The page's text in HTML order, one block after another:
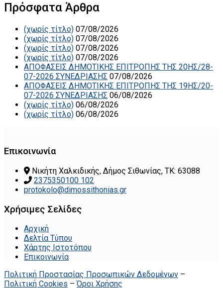
Πρόσφατα Άρθρα
(χωρίς τίτλο) 07/08/2026
(χωρίς τίτλο) 07/08/2026
(χωρίς τίτλο) 07/08/2026
(χωρίς τίτλο) 07/08/2026
ΑΠΟΦΑΣΕΙΣ ΔΗΜΟΤΙΚΗΣ ΕΠΙΤΡΟΠΗΣ ΤΗΣ 20ΗΣ/28-
07-2026 ΣΥΝΕΔΡΙΑΣΗΣ 07/08/2026
ΑΠΟΦΑΣΕΙΣ ΔΗΜΟΤΙΚΗΣ ΕΠΙΤΡΟΠΗΣ ΤΗΣ 19ΗΣ/20-
07-2026 ΣΥΝΕΔΡΙΑΣΗΣ 06/08/2026
(χωρίς τίτλο) 06/08/2026
(χωρίς τίτλο) 06/08/2026
Επικοινωνία
Νικήτη Χαλκιδικής, Δήμος Σιθωνίας, ΤΚ: 63088
2375350100 102
protokolo@dimossithonias.gr
Χρήσιμες Σελίδες
Αρχική
Δελτία Τύπου
Χάρτης Ιστοτόπου
Επικοινωνία
Πολιτική Προστασίας Προσωπικών Δεδομένων –
Πολιτική Cookies –Όροι Χρήσης